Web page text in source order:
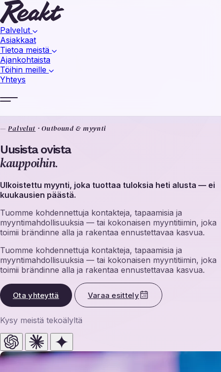
Palvelut
Asiakkaat
Tietoa meistä
Ajankohtaista
Töihin meille
Yhteys
—Palvelut ·Outbound & myynti
Uusista ovista
kauppoihin.
Ulkoistettu myynti, joka tuottaa tuloksia heti alusta — ei
kuukausien päästä.
Tuomme kohdennettuja kontakteja, tapaamisia ja
myyntimahdollisuuksia — tai kokonaisen myyntitiimin, joka
toimii brändinne alla ja rakentaa ennustettavaa kasvua.
Tuomme kohdennettuja kontakteja, tapaamisia ja
myyntimahdollisuuksia — tai kokonaisen myyntitiimin, joka
toimii brändinne alla ja rakentaa ennustettavaa kasvua.
Ota yhteyttä Varaa esittely
Kysy meistä tekoälyltä